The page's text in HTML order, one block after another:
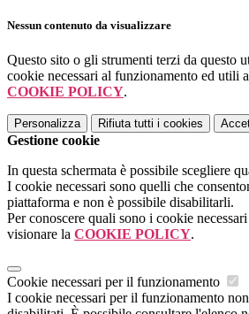
Nessun contenuto da visualizzare
Questo sito o gli strumenti terzi da questo
cookie necessari al funzionamento ed utili
COOKIE POLICY.
Personalizza Rifiuta tutti i cookies
Gestione cookie
In questa schermata è possibile scegliere
I cookie necessari sono quelli che
piattaforma e non è possibile disabilitarli.
Per conoscere quali sono i cookie
visionare la COOKIE POLICY.
Cookie necessari per il funzionamento
I cookie necessari per il funzionamento